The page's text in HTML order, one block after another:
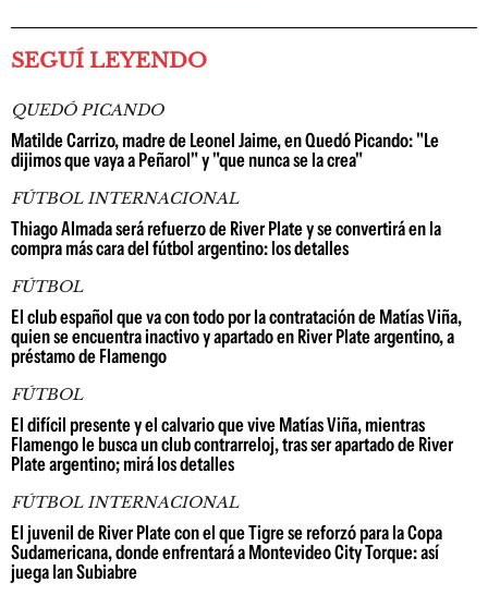
SEGUÍ LEYENDO
QUEDÓ PICANDO
Matilde Carrizo, madre de Leonel Jaime, en Quedó Picando: "Le
dijimos que vaya a Peñarol" y "que nunca se la crea"
FÚTBOL INTERNACIONAL
Thiago Almada será refuerzo de River Plate y se convertirá en la
compra más cara del fútbol argentino: los detalles
FÚTBOL
El club español que va con todo por la contratación de Matías Viña,
quien se encuentra inactivo y apartado en River Plate argentino, a
préstamo de Flamengo
FÚTBOL
El difícil presente y el calvario que vive Matías Viña, mientras
Flamengo le busca un club contrarreloj, tras ser apartado de River
Plate argentino; mirá los detalles
FÚTBOL INTERNACIONAL
El juvenil de River Plate con el que Tigre se reforzó para la Copa
Sudamericana, donde enfrentará a Montevideo City Torque: así
juega Ian Subiabre